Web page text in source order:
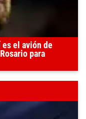
es el avión de
para